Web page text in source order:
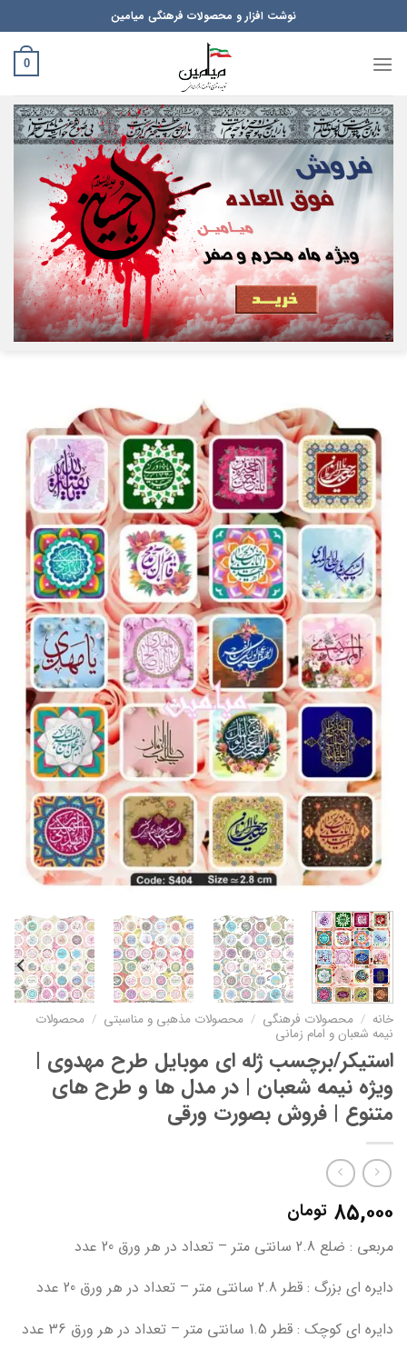
to
content
نوشت افزار و محصولات فرهنگی میامین
0
خانه / محصولات فرهنگی / محصولات مذهبی و مناسبتی / محصولات
نیمه شعبان و امام زمانی
استیکر/برچسب ژله ای موبایل طرح مهدوی |
ویژه نیمه شعبان | در مدل ها و طرح های
متنوع | فروش بصورت ورقی
۸۵,۰۰۰ تومان
مربعی : ضلع 2.8 سانتی متر – تعداد در هر ورق 20 عدد
دایره ای بزرگ : قطر 2.8 سانتی متر – تعداد در هر ورق 20 عدد
دایره ای کوچک : قطر 1.5 سانتی متر – تعداد در هر ورق 36 عدد